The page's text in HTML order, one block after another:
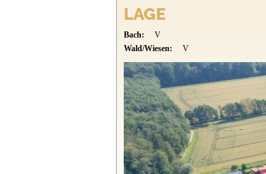
LAGE
Bach: V
Wald/Wiesen:
V